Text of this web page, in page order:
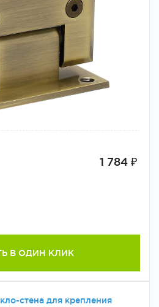
1 784 ₽
В ОДИН КЛИК
стена для крепления